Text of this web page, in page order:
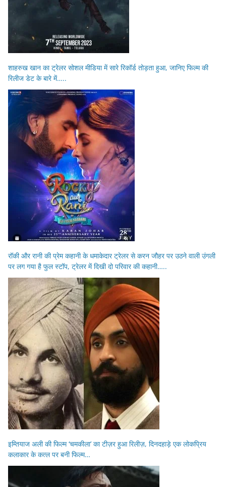
शाहरुख खान का ट्रेलर सोशल मीडिया में सारे रिकॉर्ड तोड़ता हुआ, जानिए फिल्म की
रिलीज डेट के बारे में…..
रॉकी और रानी की प्रेम कहानी के धमाकेदार ट्रेलर से करन जौहर पर उठने वाली उंगली
पर लग गया है फुल स्टॉप, ट्रेलर में दिखी दो परिवार की कहानी…..
इम्तियाज अली की फिल्म ‘चमकीला’ का टीज़र हुआ रिलीज़, दिनदहाड़े एक लोकप्रिय
कलाकार के कत्ल पर बनी फिल्म…